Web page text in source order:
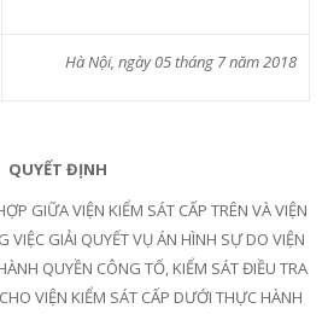
Hà Nội, ngày 05tháng 7 năm 2018
QUYẾT ĐỊNH
GIỮA VIỆN KIỂM SÁT CẤP TRÊN VÀ VIỆN
VIỆC GIẢI QUYẾT VỤ ÁN HÌNH SỰ DO VIỆN
QUYỀN CÔNG TỐ, KIỂM SÁT ĐIỀU TRA
VIỆN KIỂM SÁT CẤP DƯỚI THỰC HÀNH